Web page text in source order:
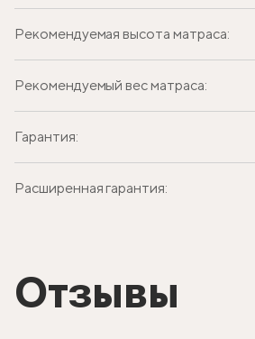
Рекомендуемая высота матраса:
Рекомендуемый вес матраса:
Гарантия:
Расширенная гарантия:
Отзывы